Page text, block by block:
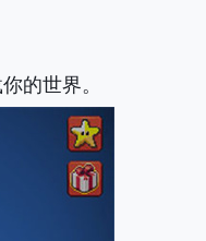
的世界。